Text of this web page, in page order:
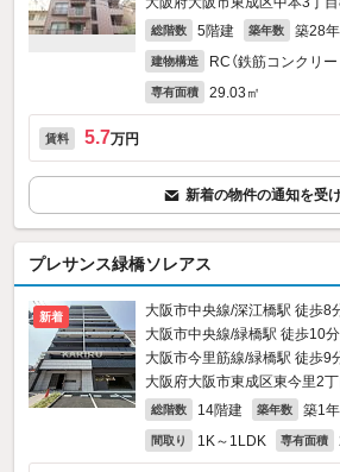
総階数 5階建 築年数 築28
建物構造 RC（鉄筋コンクリー
専有面積 29.03㎡
賃料 5.7万円
新着の物件の通知を受
プレサンス緑橋ソレアス
新着
大阪市中央線/深江橋駅 徒歩8
大阪市中央線/緑橋駅 徒歩10分
大阪市今里筋線/緑橋駅 徒歩9
大阪府大阪市東成区東今里2丁
総階数 14階建 築年数 築1
間取り 1K～1LDK 専有面積